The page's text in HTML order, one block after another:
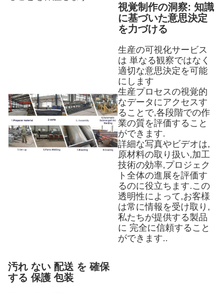
視覚制作の洞察: 知識
に基づいた意思決定
を力づける
生産の可視化サービス
は 単なる観察ではなく
適切な意思決定を可能
にします
生産プロセスの視覚的
なデータにアクセスす
ることで,各段階での作
業の質を評価すること
ができます.
詳細な写真やビデオは,
原材料の取り扱い,加工
技術の効率,プロジェク
ト全体の進展を評価す
るのに役立ちます.この
透明性によって,お客様
は常に情報を受け取り,
私たちが提供する製品
に 完全に信頼すること
ができます..
汚れ ない 配送 を 確保
する 保護 包装